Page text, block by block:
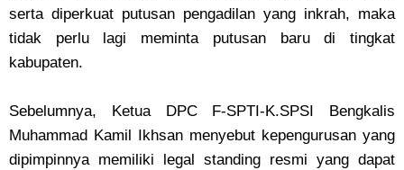
serta diperkuat putusan pengadilan yang inkrah, maka
tidak perlu lagi meminta putusan baru di tingkat
kabupaten.
Sebelumnya, Ketua DPC F-SPTI-K.SPSI Bengkalis
Muhammad Kamil Ikhsan menyebut kepengurusan yang
dipimpinnya memiliki legal standing resmi yang dapat